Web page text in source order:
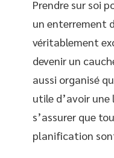
Prendre sur soi
un enterrement
véritablement
devenir un
aussi organisé
utile d’avoir
s’assurer que
planification